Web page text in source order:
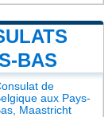
BAS
de
aux Pays-
Maastricht